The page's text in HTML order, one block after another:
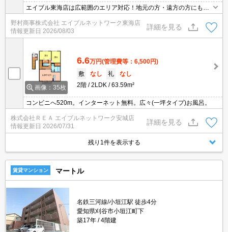
エイブル東海店は広範囲のエリア対応！地元の方・遠方の方にも公
平な視点で提案♪見るだけ・オンライン可！
野村商事株式会社 エイブルネットワーク東海店
情報更新日 2026/08/03
詳細を見る
画像：35枚
6.6万円(管理費等：6,500円)
敷
なし 礼
なし
2階
2LDK 63.59m²
コンビニへ520m。インターネット無料。広々(一坪タイプ)お風呂。
株式会社ＲＥＡ エイブルネットワーク安城店
情報更新日 2026/07/31
詳細を見る
残り1件を表示する
賃貸マンション マートル
名鉄三河線/小垣江駅 徒歩4分
愛知県刈谷市小垣江町下
築17年
4階建